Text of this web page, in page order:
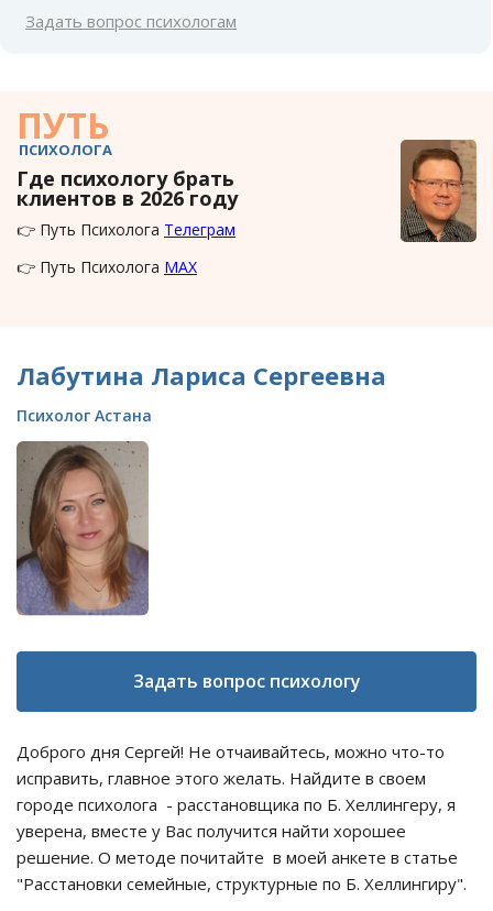
Задать вопрос психологам
ПУТЬ
ПСИХОЛОГА
Где психологу брать
клиентов в 2026 году
👉 Путь Психолога Телеграм
👉 Путь Психолога MAX
Лабутина Лариса Сергеевна
Психолог Астана
Задать вопрос психологу
Доброго дня Сергей! Не отчаивайтесь, можно что-то
исправить, главное этого желать. Найдите в своем
городе психолога - расстановщика по Б. Хеллингеру, я
уверена, вместе у Вас получится найти хорошее
решение. О методе почитайте в моей анкете в статье
"Расстановки семейные, структурные по Б. Хеллингиру".